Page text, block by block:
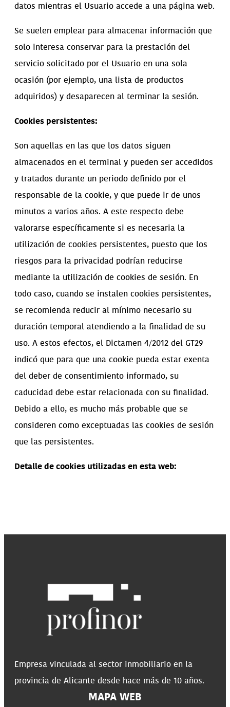
datos mientras el Usuario accede a una página web.
Se suelen emplear para almacenar información que
solo interesa conservar para la prestación del
servicio solicitado por el Usuario en una sola
ocasión (por ejemplo, una lista de productos
adquiridos) y desaparecen al terminar la sesión.
Cookies persistentes:
Son aquellas en las que los datos siguen
almacenados en el terminal y pueden ser accedidos
y tratados durante un periodo definido por el
responsable de la cookie, y que puede ir de unos
minutos a varios años. A este respecto debe
valorarse específicamente si es necesaria la
utilización de cookies persistentes, puesto que los
riesgos para la privacidad podrían reducirse
mediante la utilización de cookies de sesión. En
todo caso, cuando se instalen cookies persistentes,
se recomienda reducir al mínimo necesario su
duración temporal atendiendo a la finalidad de su
uso. A estos efectos, el Dictamen 4/2012 del GT29
indicó que para que una cookie pueda estar exenta
del deber de consentimiento informado, su
caducidad debe estar relacionada con su finalidad.
Debido a ello, es mucho más probable que se
consideren como exceptuadas las cookies de sesión
que las persistentes.
Detalle de cookies utilizadas en esta web:
Empresa vinculada al sector inmobiliario en la
provincia de Alicante desde hace más de 10 años.
MAPA WEB